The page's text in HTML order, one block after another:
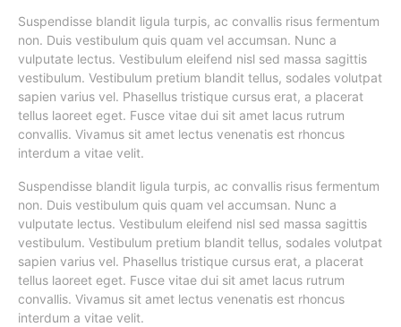
Suspendisse blandit ligula turpis, ac convallis risus fermentum
non. Duis vestibulum quis quam vel accumsan. Nunc a
vulputate lectus. Vestibulum eleifend nisl sed massa sagittis
vestibulum. Vestibulum pretium blandit tellus, sodales volutpat
sapien varius vel. Phasellus tristique cursus erat, a placerat
tellus laoreet eget. Fusce vitae dui sit amet lacus rutrum
convallis. Vivamus sit amet lectus venenatis est rhoncus
interdum a vitae velit.
Suspendisse blandit ligula turpis, ac convallis risus fermentum
non. Duis vestibulum quis quam vel accumsan. Nunc a
vulputate lectus. Vestibulum eleifend nisl sed massa sagittis
vestibulum. Vestibulum pretium blandit tellus, sodales volutpat
sapien varius vel. Phasellus tristique cursus erat, a placerat
tellus laoreet eget. Fusce vitae dui sit amet lacus rutrum
convallis. Vivamus sit amet lectus venenatis est rhoncus
interdum a vitae velit.